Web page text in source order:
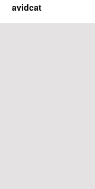
avidcat